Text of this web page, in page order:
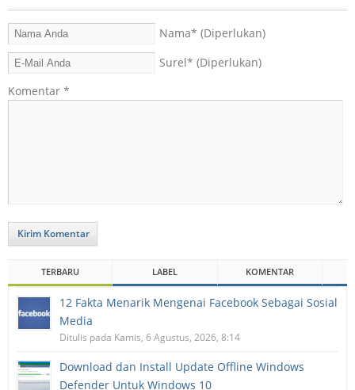
Nama* (Diperlukan)
Surel* (Diperlukan)
Komentar *
Kirim Komentar
TERBARU LABEL KOMENTAR
12 Fakta Menarik Mengenai Facebook Sebagai Sosial
Media
Ditulis pada Kamis, 6 Agustus, 2026, 8:14
Download dan Install Update Offline Windows
Defender Untuk Windows 10